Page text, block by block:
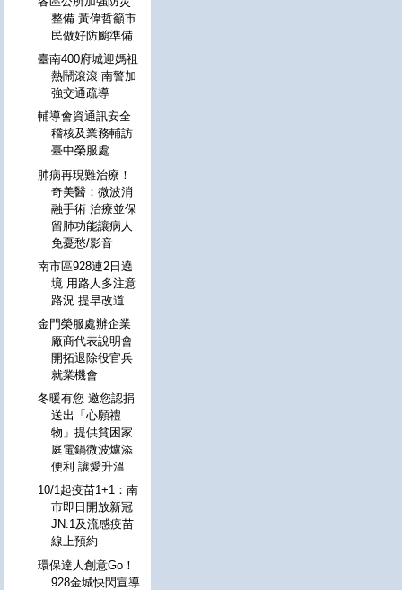
整備 黃偉哲籲市
民做好防颱準備
臺南400府城迎媽祖
熱鬧滾滾 南警加
強交通疏導
輔導會資通訊安全
稽核及業務輔訪
臺中榮服處
肺病再現難治療！
奇美醫：微波消
融手術 治療並保
留肺功能讓病人
免憂愁/影音
南市區928連2日遶
境 用路人多注意
路況 提早改道
金門榮服處辦企業
廠商代表說明會
開拓退除役官兵
就業機會
冬暖有您 邀您認捐
送出「心願禮
物」提供貧困家
庭電鍋微波爐添
便利 讓愛升溫
10/1起疫苗1+1：南
市即日開放新冠
JN.1及流感疫苗
線上預約
環保達人創意Go！
928金城快閃宣導